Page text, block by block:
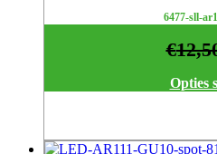
6477-sll-
€
Opties